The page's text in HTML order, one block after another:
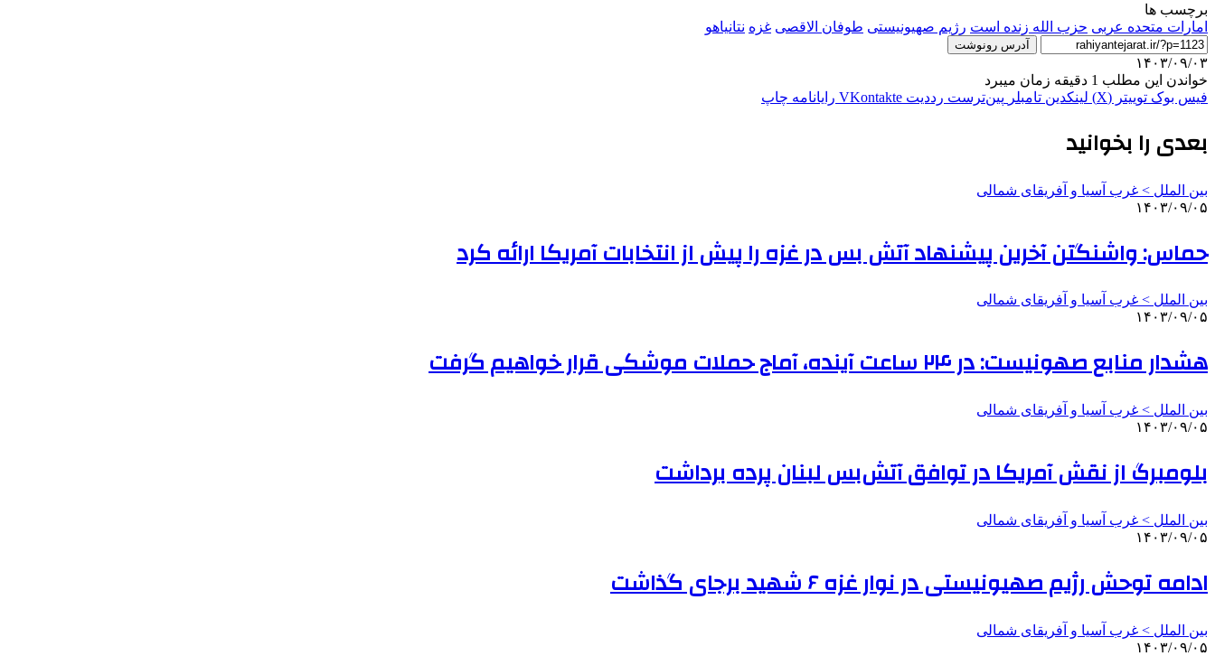
برچسب ها
امارات متحده عربی حزب الله زنده است رژیم صهیونیستی طوفان الاقصی غزه نتانیاهو
آدرس رونوشت
۱۴۰۳/۰۹/۰۳
خواندن این مطلب 1 دقیقه زمان میبرد
فیس بوک توییتر (X) لینکدین ‫تامبلر ‫پین‌ترست ‫رددیت ‫VKontakte رایانامه چاپ
بعدی را بخوانید
بین الملل > غرب آسیا و آفریقای شمالی
۱۴۰۳/۰۹/۰۵
حماس: واشنگتن آخرین پیشنهاد آتش بس در غزه را پیش از انتخابات آمریکا ارائه کرد
بین الملل > غرب آسیا و آفریقای شمالی
۱۴۰۳/۰۹/۰۵
هشدار منابع صهونیست: در ۲۴ ساعت آینده، آماج حملات موشکی قرار خواهیم گرفت
بین الملل > غرب آسیا و آفریقای شمالی
۱۴۰۳/۰۹/۰۵
بلومبرگ از نقش آمریکا در توافق آتش‌بس لبنان پرده برداشت
بین الملل > غرب آسیا و آفریقای شمالی
۱۴۰۳/۰۹/۰۵
ادامه توحش رژیم صهیونیستی در نوار غزه ۶ شهید برجای گذاشت
بین الملل > غرب آسیا و آفریقای شمالی
۱۴۰۳/۰۹/۰۵